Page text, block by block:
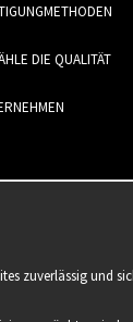
DIE QUALITÄT
zuverlässig und